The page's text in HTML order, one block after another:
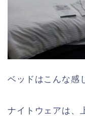
ベッドはこんな感
ナイトウェアは、